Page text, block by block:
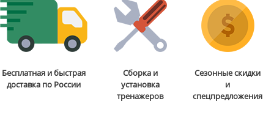
Бесплатная и быстрая
доставка по России
Сборка и
установка
тренажеров
Сезонные скидки
и
спецпредложения